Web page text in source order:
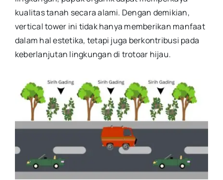
kualitas tanah secara alami. Dengan demikian,
vertical tower ini tidak hanya memberikan manfaat
dalam hal estetika, tetapi juga berkontribusi pada
keberlanjutan lingkungan di trotoar hijau.